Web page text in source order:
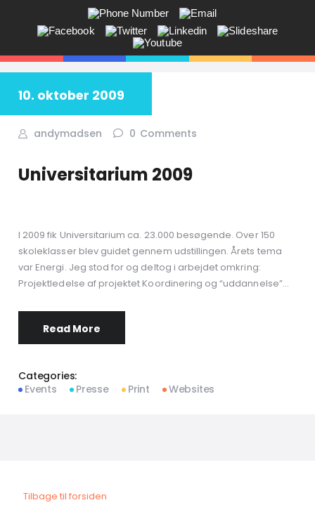
ANDY V.S. MADSEN:
KOMMUNIKATION, COACHING,
EVENTS, NETVÆRK,
Får du ikke sagt tingene på den rigtige måde? Savner du flere kunder
i butikken? Jeg hjælper dig!
10. oktober 2009
andymadsen 0 Comments
Universitarium 2009
I 2009 fik Universitarium ca. 23.000 besøgende. Over 150
skoleklasser blev guidet gennem udstillingen. Årets tema
var Energi. Jeg stod for og deltog i arbejdet omkring:
Projektledelse af projektet Koordinering og “uddannelse”…
Read More
Categories:
Events
Presse Print Websites
Tilbage til forsiden